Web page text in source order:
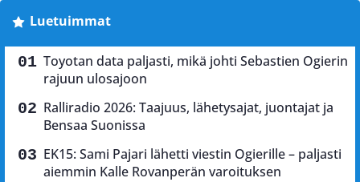
Luetuimmat
Toyotan data paljasti, mikä johti Sebastien Ogierin
rajuun ulosajoon
Ralliradio 2026: Taajuus, lähetysajat, juontajat ja
Bensaa Suonissa
EK15: Sami Pajari lähetti viestin Ogierille – paljasti
aiemmin Kalle Rovanperän varoituksen